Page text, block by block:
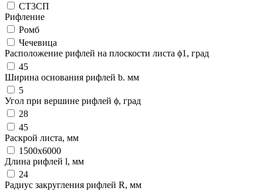
СТ3СП
Рифление
Ромб
Чечевица
Расположение рифлей на плоскости листа ϕ1, град
45
Ширина основания рифлей b. мм
5
Угол при вершине рифлей ϕ, град
28
45
Раскрой листа, мм
1500х6000
Длина рифлей l, мм
24
Радиус закругления рифлей R, мм